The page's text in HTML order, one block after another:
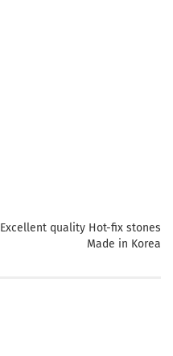
Excellent quality Hot-fix stones
Made in Korea